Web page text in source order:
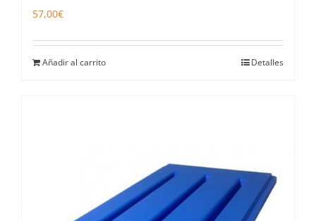
57,00€
Añadir al carrito Detalles